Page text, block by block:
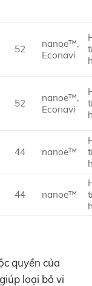
52
nanoe™,
Econavi
52
nanoe™,
Econavi
44 nanoe™
44 nanoe™
quyền của
loại bỏ vi